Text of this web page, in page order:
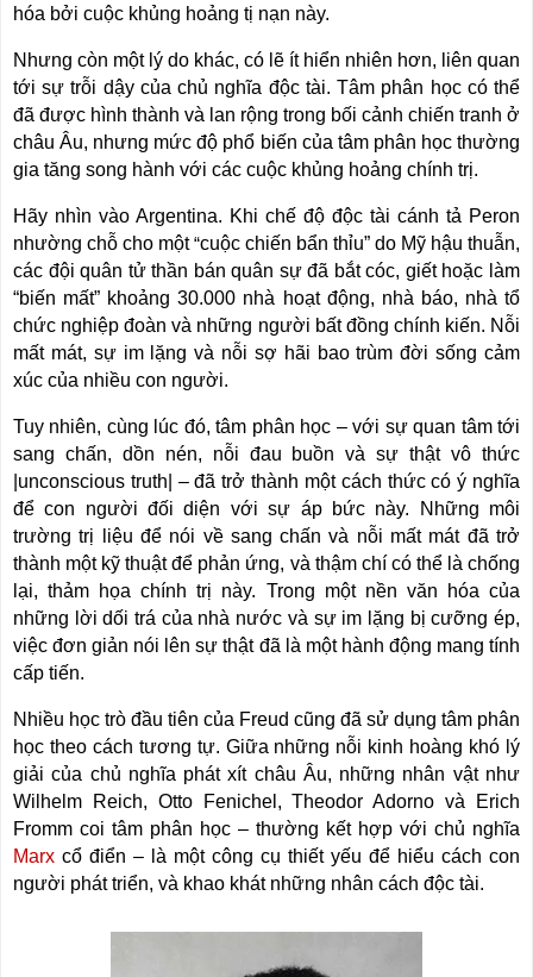
hóa bởi cuộc khủng hoảng tị nạn này.
Nhưng còn một lý do khác, có lẽ ít hiển nhiên hơn, liên quan
tới sự trỗi dậy của chủ nghĩa độc tài. Tâm phân học có thể
đã được hình thành và lan rộng trong bối cảnh chiến tranh ở
châu Âu, nhưng mức độ phổ biến của tâm phân học thường
gia tăng song hành với các cuộc khủng hoảng chính trị.
Hãy nhìn vào Argentina. Khi chế độ độc tài cánh tả Peron
nhường chỗ cho một“cuộc chiến bẩn thỉu” do Mỹ hậu thuẫn,
các đội quân tử thần bán quân sự đã bắt cóc, giết hoặc làm
“biến mất” khoảng 30.000 nhà hoạt động, nhà báo, nhà tổ
chức nghiệp đoàn và những người bất đồng chính kiến. Nỗi
mất mát, sự im lặng và nỗi sợ hãi bao trùm đời sống cảm
xúc của nhiều con người.
Tuy nhiên, cùng lúc đó, tâm phân học – với sự quan tâm tới
sang chấn, dồn nén, nỗi đau buồn và sự thật vô thức
|unconscious truth| – đã trở thành một cách thức có ý nghĩa
để con người đối diện với sự áp bức này. Những môi
trường trị liệu để nói về sang chấn và nỗi mất mát đã trở
thành một kỹ thuật để phản ứng, và thậm chí có thể là chống
lại, thảm họa chính trị này. Trong một nền văn hóa của
những lời dối trá của nhà nước và sự im lặng bị cưỡng ép,
việc đơn giản nói lên sự thật đã là một hành động mang tính
cấp tiến.
Nhiều học trò đầu tiên của Freud cũng đã sử dụng tâm phân
học theo cách tương tự. Giữa những nỗi kinh hoàng khó lý
giải của chủ nghĩa phát xít châu Âu, những nhân vật như
Wilhelm Reich, Otto Fenichel, Theodor Adorno và Erich
Fromm coi tâm phân học – thường kết hợp với chủ nghĩa
Marx cổ điển – là một công cụ thiết yếu để hiểu cách con
người phát triển, và khao khát những nhân cách độc tài.